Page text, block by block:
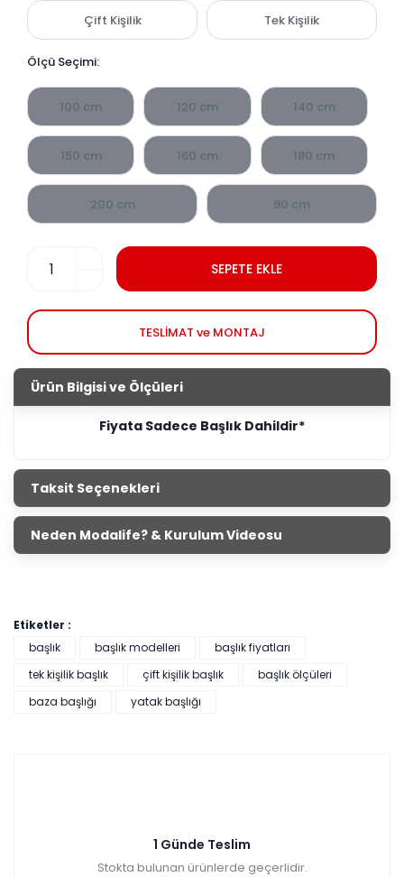
Çift Kişilik Tek Kişilik
Ölçü Seçimi:
100 cm 120 cm 140 cm
150 cm 160 cm 180 cm
200 cm 90 cm
SEPETE EKLE
TESLİMAT ve MONTAJ
Ürün Bilgisi ve Ölçüleri
Fiyata Sadece Başlık Dahildir*
Taksit Seçenekleri
Neden Modalife? & Kurulum Videosu
Etiketler :
başlık
başlık modelleri
başlık fiyatları
tek kişilik başlık
çift kişilik başlık
başlık ölçüleri
baza başlığı
yatak başlığı
1 Günde Teslim
Stokta bulunan ürünlerde geçerlidir.